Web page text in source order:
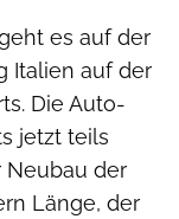
es auf der
Italien auf der
Die Auto-
jetzt teils
Neubau der
Länge, der